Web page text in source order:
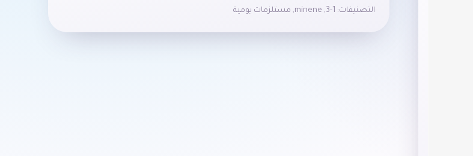
التصنيفات: 1-3
,
minene
, مستلزمات يومية